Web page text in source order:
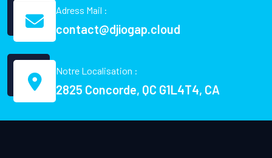
Adress Mail :
contact@djiogap.cloud
Notre Localisation :
2825 Concorde, QC G1L4T4, CA